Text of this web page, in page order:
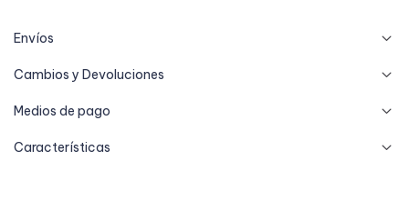
Envíos
Cambios y Devoluciones
Medios de pago
Características